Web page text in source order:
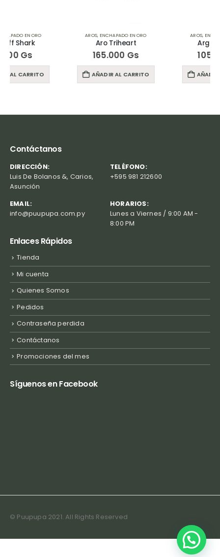
AROS,ENCHAPADO EN ORO
AÑADIR AL CARRITO
AROS,ENCHAPADO EN ORO
AÑADIR AL CARRITO
Contáctanos
DIRECCIÓN:
Luis De Bolanos &, Carios,
Asunción
TELÉFONO:
+595 981 212600
EMAIL:
info@puupupa.com.py
HORARIOS:
Lunes a Viernes / 9:00 AM -
8:00 PM
Enlaces Rápidos
Tienda
Mi cuenta
Quienes Somos
Pedidos
Contraseña perdida
Contáctanos
Promociones del mes
Síguenos en Facebook
© Puupupa 2021. All Rights Reserved